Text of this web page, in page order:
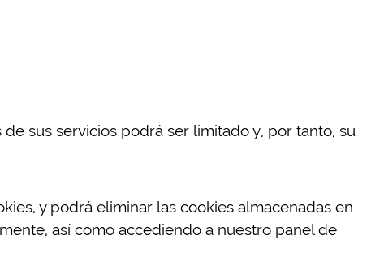
sus servicios podrá ser limitado y, por tanto, su
y podrá eliminar las cookies almacenadas en
así como accediendo a nuestro panel de